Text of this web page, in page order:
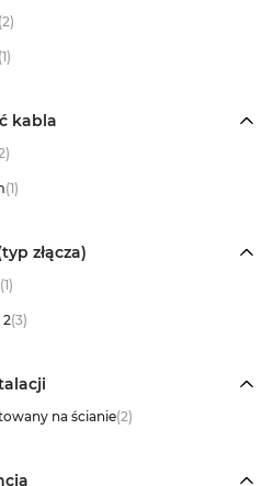
kabla
(1)
złącza)
(1)
2(3)
na ścianie(2)